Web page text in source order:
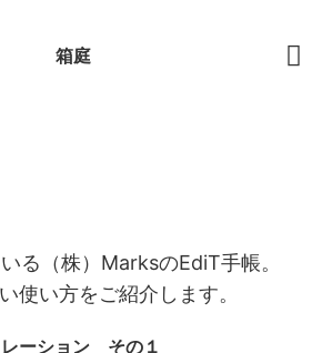
箱庭
る（株）MarksのEdiT手帳。
使い方をご紹介します。
ーション その１